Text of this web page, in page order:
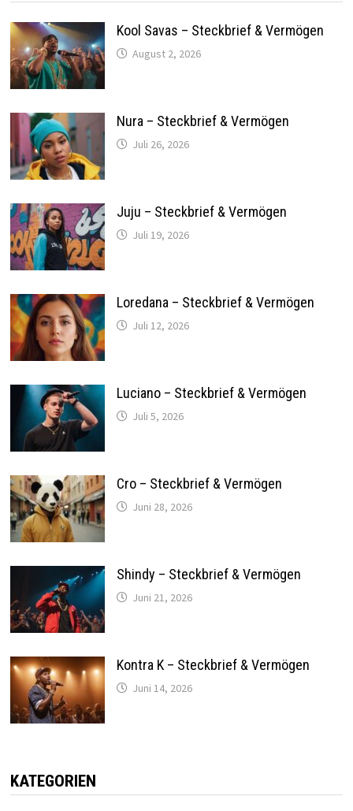
Kool Savas – Steckbrief & Vermögen
August 2, 2026
Nura – Steckbrief & Vermögen
Juli 26, 2026
Juju – Steckbrief & Vermögen
Juli 19, 2026
Loredana – Steckbrief & Vermögen
Juli 12, 2026
Luciano – Steckbrief & Vermögen
Juli 5, 2026
Cro – Steckbrief & Vermögen
Juni 28, 2026
Shindy – Steckbrief & Vermögen
Juni 21, 2026
Kontra K – Steckbrief & Vermögen
Juni 14, 2026
KATEGORIEN